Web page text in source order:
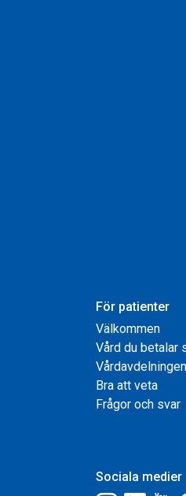
För patienter
Välkommen
Vård du betalar
Vårdavdelningen
Bra att veta
Frågor och svar
Sociala medier